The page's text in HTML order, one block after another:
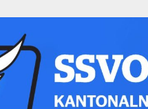
content